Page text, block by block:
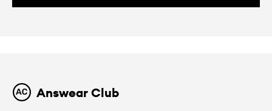
Answear Club